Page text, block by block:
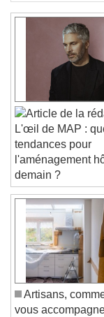
L'œil de MAP :
tendances pour
l'aménagement
demain ?
Artisans,
vous